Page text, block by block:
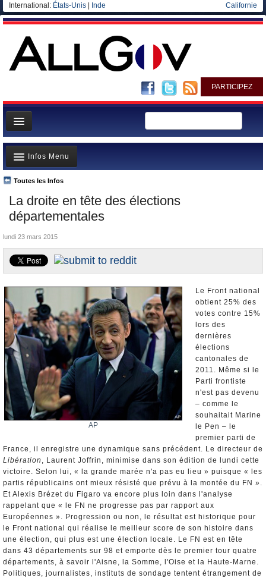
International: États-Unis Inde Californie
PARTICIPEZ
Page d'accueil
Infos
Gouvernement
Ministères/Directions
Blog
Elections européennes
La droite en tête des élections
départementales
Toutes les Infos
Infos Menu
A la Une
Polémiques
Où va l’argent?
La France et le Monde
Nominations et Démissions
Elections européennes
Infos insolites
lundi 23 mars 2015
AP
Le Front national
obtient 25% des
votes contre 15%
lors des
dernières
élections
cantonales de
2011. Même si le
Parti frontiste
n'est pas devenu
– comme le
souhaitait Marine
le Pen – le
premier parti de
France, il enregistre une dynamique sans précédent. Le directeur de
Libération , Laurent Joffrin, minimise dans son édition de lundi cette
victoire. Selon lui, « la grande marée n'a pas eu lieu » puisque « les
partis républicains ont mieux résisté que prévu à la montée du FN ».
Et Alexis Brézet du Figaro va encore plus loin dans l'analyse
rappelant que « le FN ne progresse pas par rapport aux
Européennes ». Progression ou non, le résultat est historique pour
le Front national qui réalise le meilleur score de son histoire dans
une élection, qui plus est une élection locale. Le FN est en tête
dans 43 départements sur 98 et emporte dès le premier tour quatre
départements, à savoir l'Aisne, la Somme, l'Oise et la Haute-Marne.
Politiques, journalistes, instituts de sondage tentent étrangement de